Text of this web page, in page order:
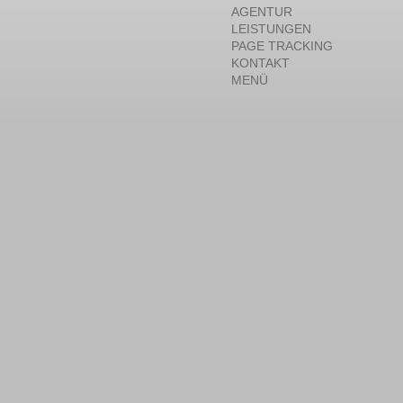
AGENTUR
LEISTUNGEN
PAGE TRACKING
KONTAKT
MENÜ